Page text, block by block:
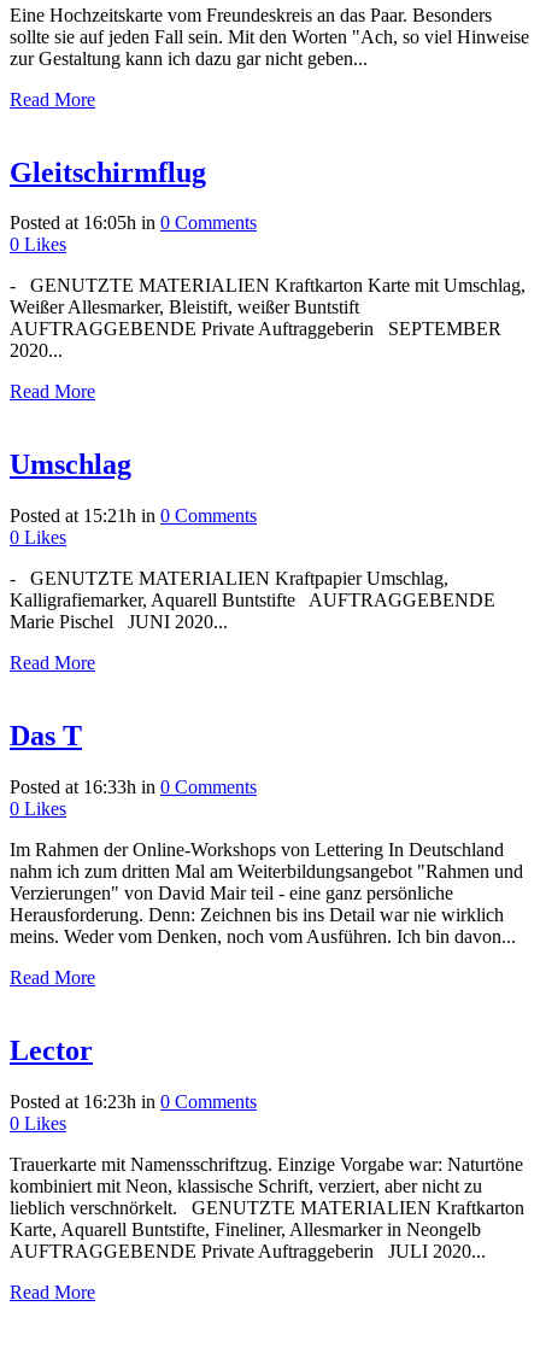
Eine Hochzeitskarte vom Freundeskreis an das Paar. Besonders
sollte sie auf jeden Fall sein. Mit den Worten "Ach, so viel Hinweise
zur Gestaltung kann ich dazu gar nicht geben...
Read More
Gleitschirmflug
Posted at 16:05h in 0 Comments
0 Likes
- GENUTZTE MATERIALIEN Kraftkarton Karte mit Umschlag,
Weißer Allesmarker, Bleistift, weißer Buntstift
AUFTRAGGEBENDE Private Auftraggeberin SEPTEMBER
2020...
Read More
Umschlag
Posted at 15:21h in 0 Comments
0 Likes
- GENUTZTE MATERIALIEN Kraftpapier Umschlag,
Kalligrafiemarker, Aquarell Buntstifte AUFTRAGGEBENDE
Marie Pischel JUNI 2020...
Read More
Das T
Posted at 16:33h in 0 Comments
0 Likes
Im Rahmen der Online-Workshops von Lettering In Deutschland
nahm ich zum dritten Mal am Weiterbildungsangebot "Rahmen und
Verzierungen" von David Mair teil - eine ganz persönliche
Herausforderung. Denn: Zeichnen bis ins Detail war nie wirklich
meins. Weder vom Denken, noch vom Ausführen. Ich bin davon...
Read More
Lector
Posted at 16:23h in 0 Comments
0 Likes
Trauerkarte mit Namensschriftzug. Einzige Vorgabe war: Naturtöne
kombiniert mit Neon, klassische Schrift, verziert, aber nicht zu
lieblich verschnörkelt. GENUTZTE MATERIALIEN Kraftkarton
Karte, Aquarell Buntstifte, Fineliner, Allesmarker in Neongelb
AUFTRAGGEBENDE Private Auftraggeberin JULI 2020...
Read More